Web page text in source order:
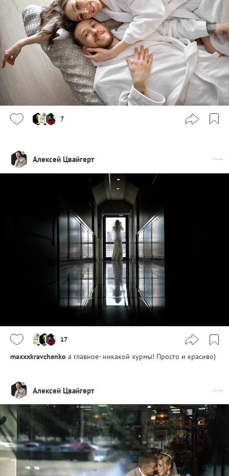
7
Алексей Цвайгерт
17
maxxxkravchenko а главное- никакой хурмы! Просто и красиво)
Алексей Цвайгерт